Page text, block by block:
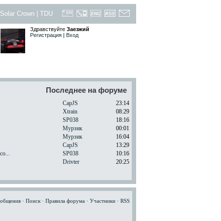
Solar Crown TDU
Здравствуйте Заезжий
Регистрация | Вход
Последнее на форуме
CapJS
23:14
Xtrain
08:29
SP038
18:16
Мурзик
00:01
Мурзик
16:04
CapJS
13:29
SP038
10:16
Drivter
20:25
· Поиск · Правила форума · Участники · RSS